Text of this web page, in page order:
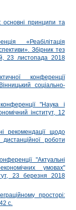
основні принципи та
«Реабілітація
Збірник тез
23 листопада 2018
конференції
соціально-
"Наука і
інститут, 12
рекомендації щодо
роботи
"Актуальні
умовах"
23 березня 2018
просторі:
с.